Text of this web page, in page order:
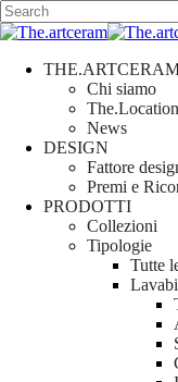
Skip
to
content
Close
search
Menu
Chi siamo
The.Location
News
DESIGN
Fattore
Premi e
PRODOTTI
Collezioni
Tipologie
Tutte
Lavabi